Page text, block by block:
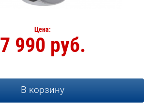
Цена:
7 990 руб.
В корзину